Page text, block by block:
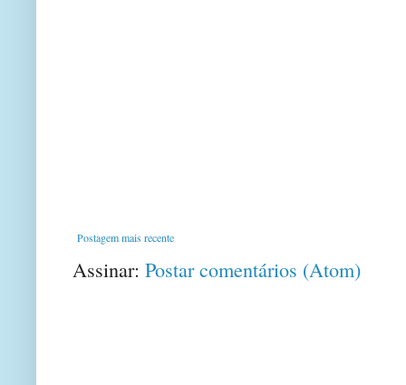
Postagem mais recente
Assinar: Postar comentários (Atom)